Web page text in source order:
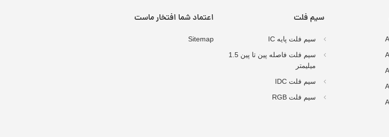
سیم فلت
سیم فلت پایه IC
سیم فلت فاصله پین تا پین 1.5
میلیمتر
سیم فلت IDC
سیم فلت RGB
اعتماد شما افتخار ماست
Sitemap